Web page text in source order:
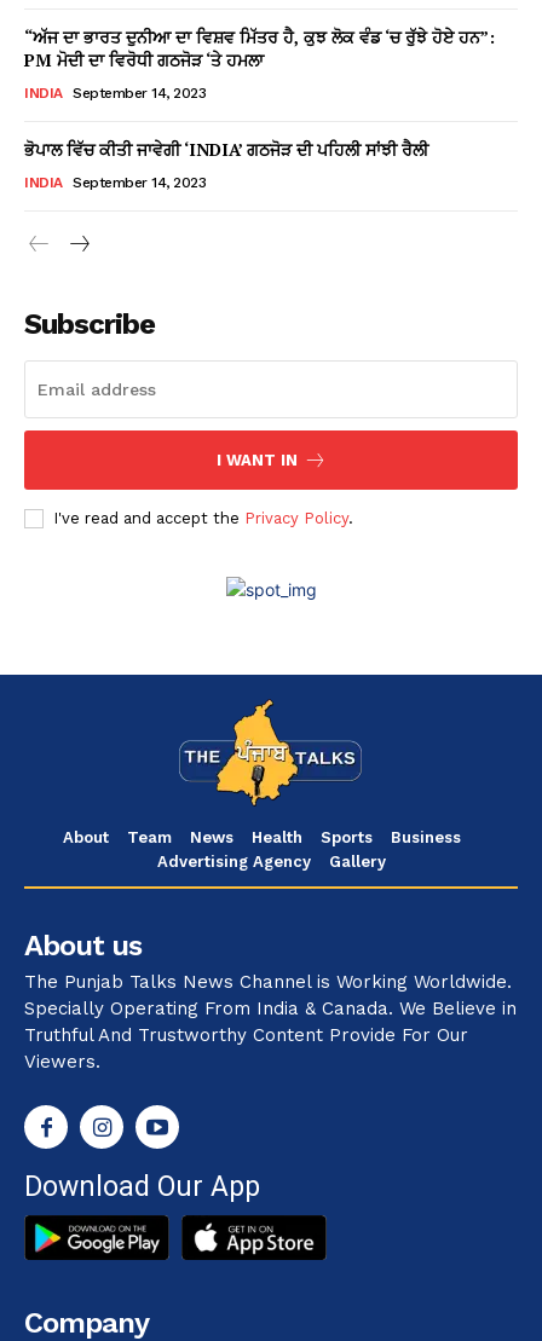
“ਅੱਜ ਦਾ ਭਾਰਤ ਦੁਨੀਆ ਦਾ ਵਿਸ਼ਵ ਮਿੱਤਰ ਹੈ, ਕੁਝ ਲੋਕ ਵੰਡ ‘ਚ ਰੁੱਝੇ ਹੋਏ ਹਨ”:
PM ਮੋਦੀ ਦਾ ਵਿਰੋਧੀ ਗਠਜੋੜ ‘ਤੇ ਹਮਲਾ
INDIA September 14, 2023
ਭੋਪਾਲ ਵਿੱਚ ਕੀਤੀ ਜਾਵੇਗੀ ‘INDIA’ ਗਠਜੋੜ ਦੀ ਪਹਿਲੀ ਸਾਂਝੀ ਰੈਲੀ
INDIA September 14, 2023
Subscribe
I WANT IN
I've read and accept the Privacy Policy.
About Team News Health Sports
Business
Advertising Agency
Gallery
About us
The Punjab Talks News Channel is Working Worldwide.
Specially Operating From India & Canada. We Believe in
Truthful And Trustworthy Content Provide For Our
Viewers.
Download Our App
Company